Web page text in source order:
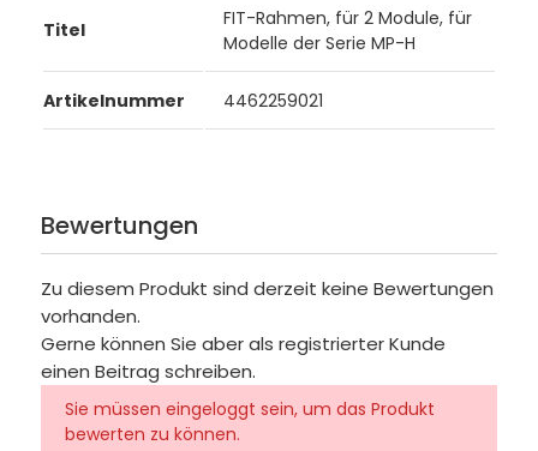
Titel
FIT-Rahmen, für 2 Module, für
Modelle der Serie MP-H
Artikelnummer 4462259021
Bewertungen
Zu diesem Produkt sind derzeit keine Bewertungen
vorhanden.
Gerne können Sie aber als registrierter Kunde
einen Beitrag schreiben.
Sie müssen eingeloggt sein, um das Produkt
bewerten zu können.